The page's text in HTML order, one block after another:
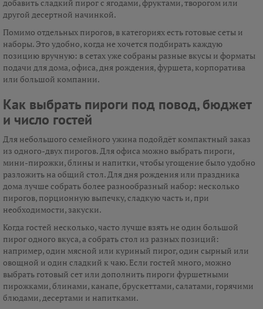
добавить сладкий пирог с ягодами, фруктами, творогом или
другой десертной начинкой.
Помимо отдельных пирогов, в категориях есть готовые сеты и
наборы. Это удобно, когда не хочется подбирать каждую
позицию вручную: в сетах уже собраны разные вкусы и форматы
подачи для дома, офиса, дня рождения, фуршета, корпоратива
или большой компании.
Как выбрать пироги под повод, бюджет
и число гостей
Для небольшого семейного ужина подойдёт компактный заказ
из одного-двух пирогов. Для офиса можно выбрать пироги,
мини-пирожки, блины и напитки, чтобы угощение было удобно
разложить на общий стол. Для дня рождения или праздника
дома лучше собрать более разнообразный набор: несколько
пирогов, порционную выпечку, сладкую часть и, при
необходимости, закуски.
Когда гостей несколько, часто лучше взять не один большой
пирог одного вкуса, а собрать стол из разных позиций:
например, один мясной или куриный пирог, один сырный или
овощной и один сладкий к чаю. Если гостей много, можно
выбрать готовый сет или дополнить пироги фуршетными
пирожками, блинами, канапе, брускеттами, салатами, горячими
блюдами, десертами и напитками.